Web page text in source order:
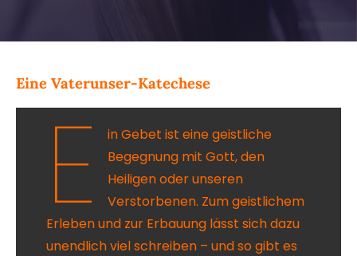
Eine Vaterunser-Katechese
E
in Gebet ist eine geistliche
Begegnung mit Gott, den
Heiligen oder unseren
Verstorbenen. Zum geistlichem
Erleben und zur Erbauung lässt sich dazu
unendlich viel schreiben – und so gibt es